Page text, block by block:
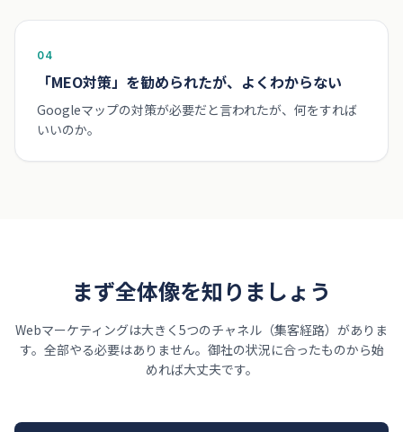
04
「MEO対策」を勧められたが、よくわからない
Googleマップの対策が必要だと言われたが、何をすれば
いいのか。
まず全体像を知りましょう
Webマーケティングは大きく5つのチャネル（集客経路）がありま
す。 全部やる必要はありません。御社の状況に合ったものから始
めれば大丈夫です。